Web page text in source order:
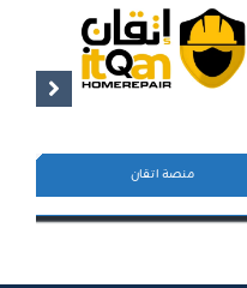
منصة اتقان